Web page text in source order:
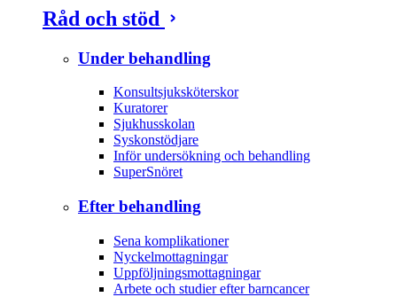
Råd och stöd
Under behandling
Konsultsjuksköterskor
Kuratorer
Sjukhusskolan
Syskonstödjare
Inför undersökning och behandling
SuperSnöret
Efter behandling
Sena komplikationer
Nyckelmottagningar
Uppföljningsmottagningar
Arbete och studier efter barncancer